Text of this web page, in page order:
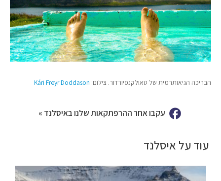
הבריכה הגיאותרמית של טאולקנפיורדור. צילום: Kári Freyr Doddason
עקבו אחר ההרפתקאות שלנו באיסלנד »
עוד על איסלנד